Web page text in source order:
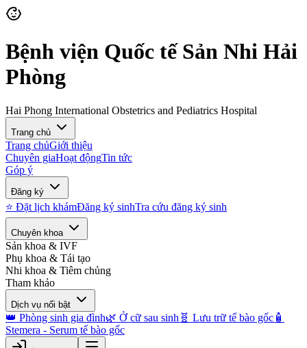
Bệnh viện Quốc tế Sản Nhi Hải
Phòng
Hai Phong International Obstetrics and Pediatrics Hospital
Trang chủ
Trang chủGiới thiệu
Chuyên giaHoạt độngTin tức
Góp ý
Đăng ký
⭐ Đặt lịch khámĐăng ký sinhTra cứu đăng ký sinh
Chuyên khoa
Sản khoa & IVF
Phụ khoa & Tái tạo
Nhi khoa & Tiêm chủng
Tham khảo
Dịch vụ nổi bật
👑 Phòng sinh gia đình🌿 Ở cữ sau sinh 🧬 Lưu trữ tế bào gốc 🧴
Stemera - Serum tế bào gốc